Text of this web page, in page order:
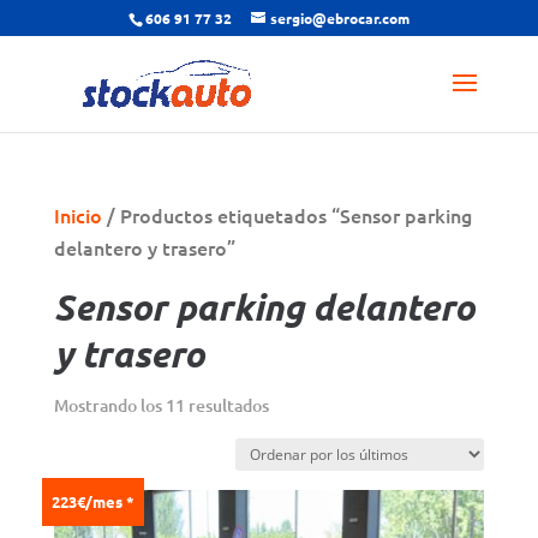
606 91 77 32 sergio@ebrocar.com
Inicio / Productos etiquetados “Sensor parking
delantero y trasero”
Sensor parking delantero
y trasero
Mostrando los 11 resultadosOrdenado
223€/mes *